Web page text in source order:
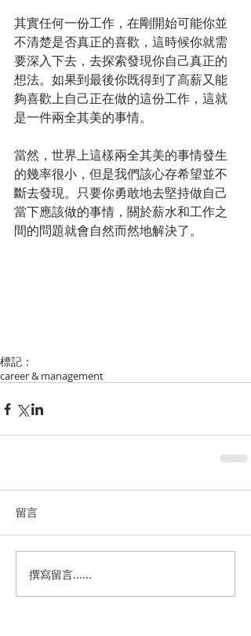
其實任何一份工作，在剛開始可能你並
不清楚是否真正的喜歡，這時候你就需
要深入下去，去探索發現你自己真正的
想法。如果到最後你既得到了高薪又能
夠喜歡上自己正在做的這份工作，這就
是一件兩全其美的事情。
當然，世界上這樣兩全其美的事情發生
的幾率很小，但是我們該心存希望並不
斷去發現。只要你勇敢地去堅持做自己
當下應該做的事情，關於薪水和工作之
間的問題就會自然而然地解決了。
標記：
career & management
留言
撰寫留言......